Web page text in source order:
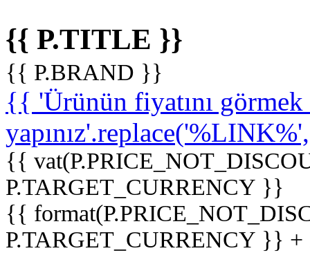
{{ P.TITLE }}
{{ P.BRAND }}
{{ 'Ürünün fiyatını
{{
P.TARGET_CURRENCY }}
{{
P.TARGET_CURRENCY }}